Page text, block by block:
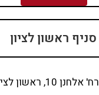
סניף ראשון לציון
רח' אלחנן 10, ראשון לציון